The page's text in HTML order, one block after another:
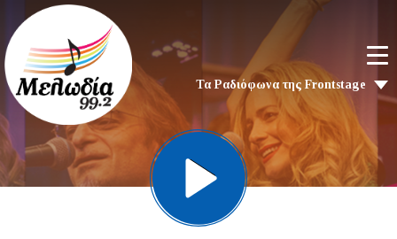
Τα Ραδιόφωνα της Frontstage